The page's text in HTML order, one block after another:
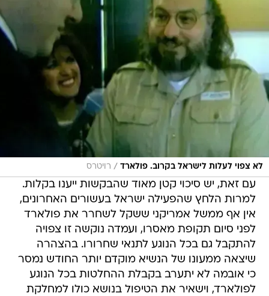
לא צפוי לעלות לישראל בקרוב. פולארד / רויטרס
עם זאת, יש סיכוי קטן מאוד שהבקשות ייענו בקלות.
למרות הלחץ שהפעילה ישראל בעשורים האחרונים,
אין אף ממשל אמריקני ששקל לשחרר את פולארד
לפני סיום תקופת מאסרו, ועמדה נוקשה זו צפויה
להתקבל גם בכל הנוגע לתנאי שחרורו. בהצהרה
שיצאה ממעונו של הנשיא מוקדם יותר החודש נמסר
כי אובמה לא יתערב בקבלת ההחלטות בכל הנוגע
לפולארד, וישאיר את הטיפול בנושא כולו למחלקת